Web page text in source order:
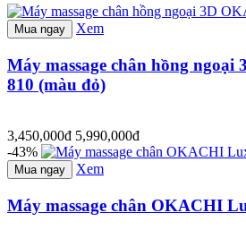
Mua ngay Xem
Máy massage chân hồng
810 (màu đỏ)
3,450,000đ 5,990,000đ
-43%
Mua ngay Xem
Máy massage chân OKACHI